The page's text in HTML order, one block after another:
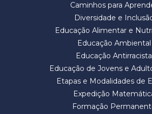
Caminhos para
Diversidade e
Educação Alimentar e
Educação Ambiental
Educação Antirracista
Educação de Jovens e
Etapas e Modalidades de
Expedição
Formação